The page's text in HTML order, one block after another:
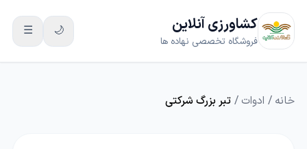
کشاورزی آنلاین
فروشگاه تخصصی نهاده ها
🌙
☰
خانه / ادوات/ تبر بزرگ شرکتی